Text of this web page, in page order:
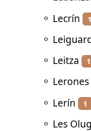
⚬ Lecrín 1
⚬
⚬ Leitza 1
⚬ Lerones
⚬ Lerín 1
⚬ Les